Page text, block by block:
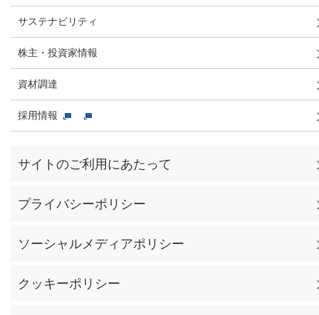
サステナビリティ
株主・投資家情報
資材調達
採用情報
サイトのご利用にあたって
プライバシーポリシー
ソーシャルメディアポリシー
クッキーポリシー